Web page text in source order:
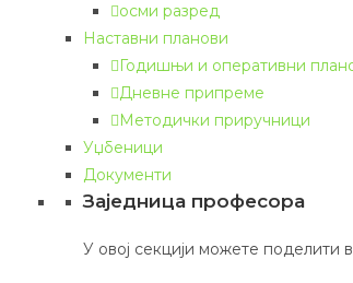
осми разред
Наставни планови
Годишњи и оперативни
Дневне припреме
Методички приручници
Уџбеници
Документи
Заједница професора
У овој секцији можете поделити